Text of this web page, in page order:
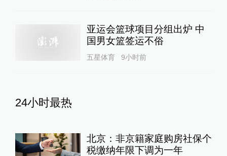
亚运会篮球项目分组出炉 中
国男女篮签运不俗
五星体育 9小时前
24小时最热
北京：非京籍家庭购房社保个
税缴纳年限下调为一年